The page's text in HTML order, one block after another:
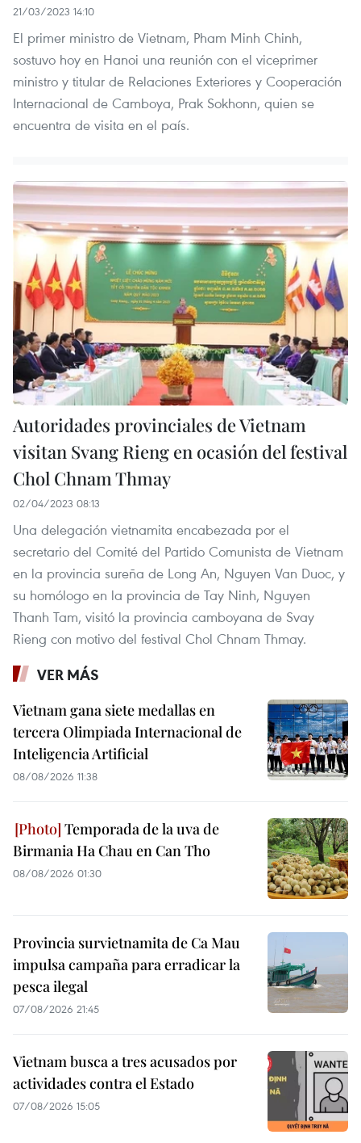
21/03/2023 14:10
El primer ministro de Vietnam, Pham Minh Chinh,
sostuvo hoy en Hanoi una reunión con el viceprimer
ministro y titular de Relaciones Exteriores y Cooperación
Internacional de Camboya, Prak Sokhonn, quien se
encuentra de visita en el país.
Autoridades provinciales de Vietnam
visitan Svang Rieng en ocasión del festival
Chol Chnam Thmay
02/04/2023 08:13
Una delegación vietnamita encabezada por el
secretario del Comité del Partido Comunista de Vietnam
en la provincia sureña de Long An, Nguyen Van Duoc, y
su homólogo en la provincia de Tay Ninh, Nguyen
Thanh Tam, visitó la provincia camboyana de Svay
Rieng con motivo del festival Chol Chnam Thmay.
VER MÁS
Vietnam gana siete medallas en
tercera Olimpiada Internacional de
Inteligencia Artificial
08/08/2026 11:38
Temporada de la uva de
Birmania Ha Chau en Can Tho
08/08/2026 01:30
Provincia survietnamita de Ca Mau
impulsa campaña para erradicar la
pesca ilegal
07/08/2026 21:45
Vietnam busca a tres acusados por
actividades contra el Estado
07/08/2026 15:05